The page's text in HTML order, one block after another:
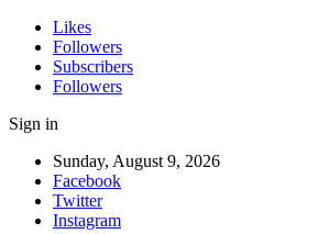
Likes
Followers
Subscribers
Followers
Sign in
Sunday, August 9, 2026
Facebook
Twitter
Instagram